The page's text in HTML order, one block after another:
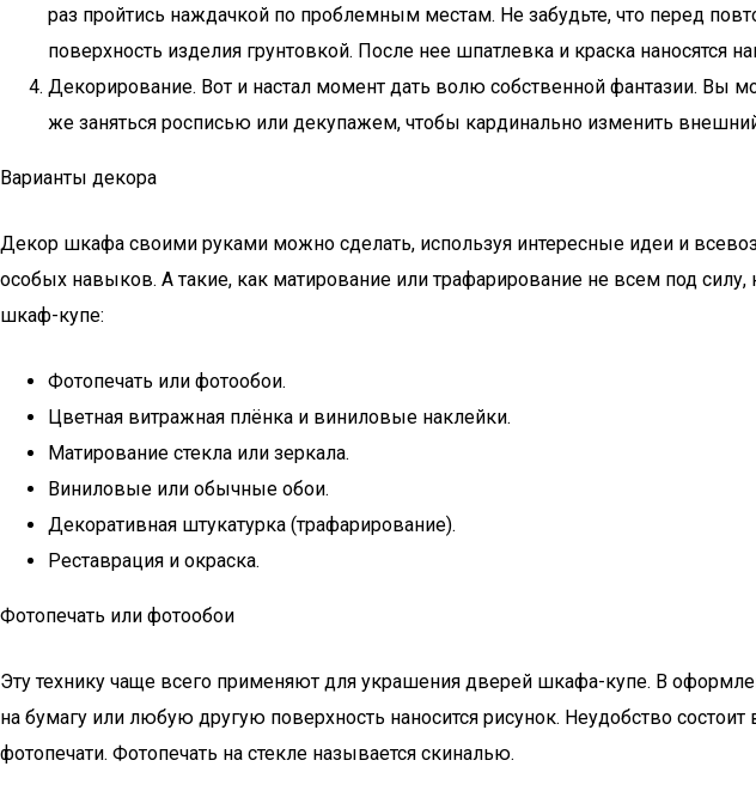
раз пройтись наждачкой по проблемным местам. Не забудьте, что перед
поверхность изделия грунтовкой. После нее шпатлевка и краска наносятся
Декорирование. Вот и настал момент дать волю собственной фантазии. Вы
же заняться росписью или декупажем, чтобы кардинально изменить
Варианты декора
Декор шкафа своими руками можно сделать, используя интересные идеи и
особых навыков. А такие, как матирование или трафарирование не всем под
шкаф-купе:
Фотопечать или фотообои.
Цветная витражная плёнка и виниловые наклейки.
Матирование стекла или зеркала.
Виниловые или обычные обои.
Декоративная штукатурка (трафарирование).
Реставрация и окраска.
Фотопечать или фотообои
Эту технику чаще всего применяют для украшения дверей шкафа-купе. В
на бумагу или любую другую поверхность наносится рисунок. Неудобство
фотопечати. Фотопечать на стекле называется скиналью.